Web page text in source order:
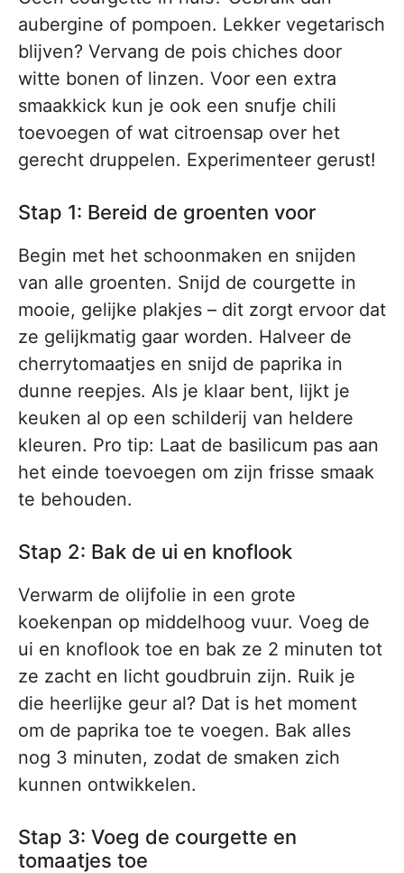
aubergine of pompoen. Lekker vegetarisch
blijven? Vervang de pois chiches door
witte bonen of linzen. Voor een extra
smaakkick kun je ook een snufje chili
toevoegen of wat citroensap over het
gerecht druppelen. Experimenteer gerust!
Stap 1: Bereid de groenten voor
Begin met het schoonmaken en snijden
van alle groenten. Snijd de courgette in
mooie, gelijke plakjes – dit zorgt ervoor dat
ze gelijkmatig gaar worden. Halveer de
cherrytomaatjes en snijd de paprika in
dunne reepjes. Als je klaar bent, lijkt je
keuken al op een schilderij van heldere
kleuren. Pro tip: Laat de basilicum pas aan
het einde toevoegen om zijn frisse smaak
te behouden.
Stap 2: Bak de ui en knoflook
Verwarm de olijfolie in een grote
koekenpan op middelhoog vuur. Voeg de
ui en knoflook toe en bak ze 2 minuten tot
ze zacht en licht goudbruin zijn. Ruik je
die heerlijke geur al? Dat is het moment
om de paprika toe te voegen. Bak alles
nog 3 minuten, zodat de smaken zich
kunnen ontwikkelen.
Stap 3: Voeg de courgette en
tomaatjes toe